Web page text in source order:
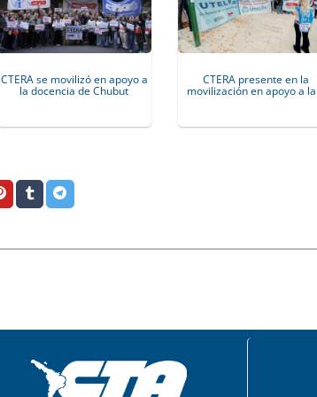
CTERA se movilizó en apoyo a
la docencia de Chubut
CTERA presente en la
movilización en apoyo a